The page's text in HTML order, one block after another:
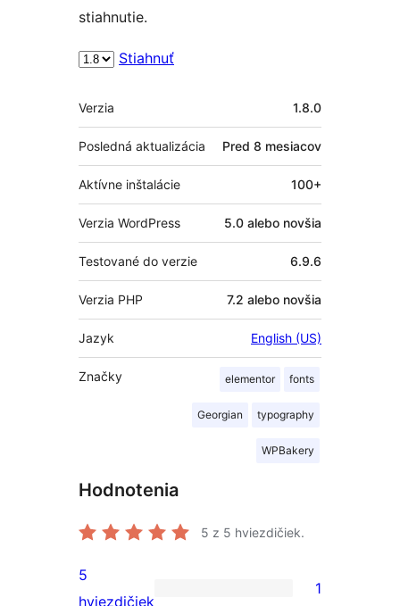
stiahnutie.
Stiahnuť
Meta
Verzia 1.8.0
Posledná aktualizácia Pred 8 mesiacov
Aktívne inštalácie 100+
Verzia WordPress 5.0 alebo novšia
Testované do verzie 6.9.6
Verzia PHP 7.2 alebo novšia
Jazyk English (US)
Značky elementor fonts
Georgian typography
WPBakery
Hodnotenia
5 z 5 hviezdičiek.
1
5
hviezdičiek
1